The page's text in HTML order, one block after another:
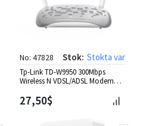
No: 47828 Stok: Stokta var
Tp-Link TD-W9950 300Mbps
Wireless N VDSL/ADSL Modem
27,50$